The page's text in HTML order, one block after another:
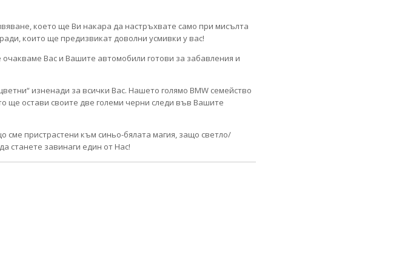
което ще Ви накара да настръхвате само при мисълта
които ще предизвикат доволни усмивки у вас!
Вас и Вашите автомобили готови за забавления и
изненади за всички Вас. Нашето голямо BMW семейство
ще остави своите две големи черни следи във Вашите
сме пристрастени към синьо-бялата магия, защо светло/
станете завинаги един от Нас!